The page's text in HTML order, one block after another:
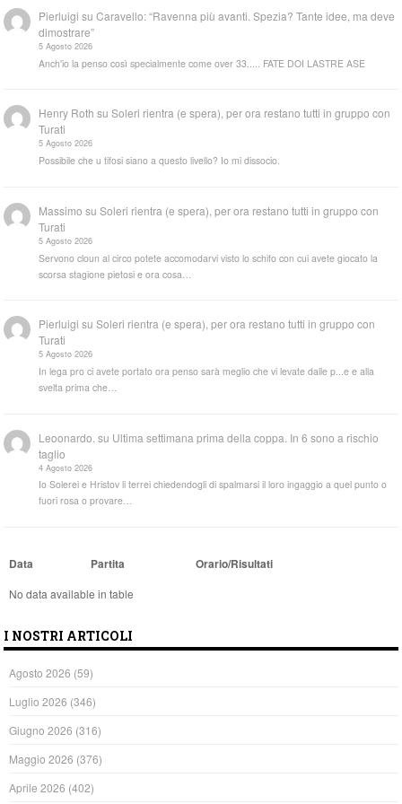
Pierluigi suCaravello: “Ravenna più avanti. Spezia? Tante idee, ma deve
dimostrare”
5 Agosto 2026
Anch'io la penso così specialmente come over 33..... FATE DOI LASTRE ASE
Henry Roth suSoleri rientra (e spera), per ora restano tutti in gruppo con
Turati
5 Agosto 2026
Possibile che u tifosi siano a questo livello? Io mi dissocio.
Massimo suSoleri rientra (e spera), per ora restano tutti in gruppo con
Turati
5 Agosto 2026
Servono cloun al circo potete accomodarvi visto lo schifo con cui avete giocato la
scorsa stagione pietosi e ora cosa…
Pierluigi suSoleri rientra (e spera), per ora restano tutti in gruppo con
Turati
5 Agosto 2026
In lega pro ci avete portato ora penso sarà meglio che vi levate dalle p...e e alla
svelta prima che…
Leoonardo. su Ultima settimana prima della coppa. In 6 sono a rischio
taglio
4 Agosto 2026
Io Solerei e Hristov li terrei chiedendogli di spalmarsi il loro ingaggio a quel punto o
fuori rosa o provare…
Data Partita Orario/Risultati
No data available in table
I NOSTRI ARTICOLI
Agosto 2026 (59)
Luglio 2026 (346)
Giugno 2026 (316)
Maggio 2026 (376)
Aprile 2026 (402)